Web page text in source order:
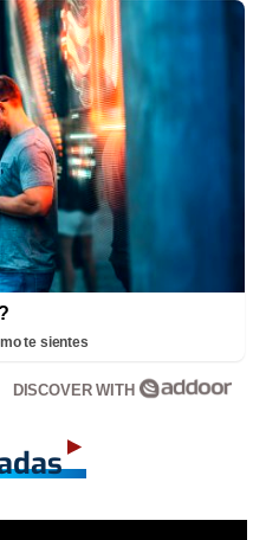
te sientes
DISCOVER WITH